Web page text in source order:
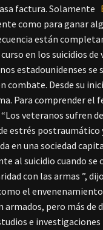
factura. Solamente
como para ganar
están
en los suicidios de
estadounidenses se
combate. Desde su
Para comprender el
“Los veteranos sufren
estrés postraumático
en una sociedad
al suicidio cuando se
con las armas ”,
el
pero más de
e